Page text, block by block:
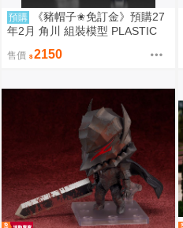
預購
《豬帽子✬免訂金》預購27
年2月 角川 組裝模型 PLASTIC
般版 0920
售價 2150